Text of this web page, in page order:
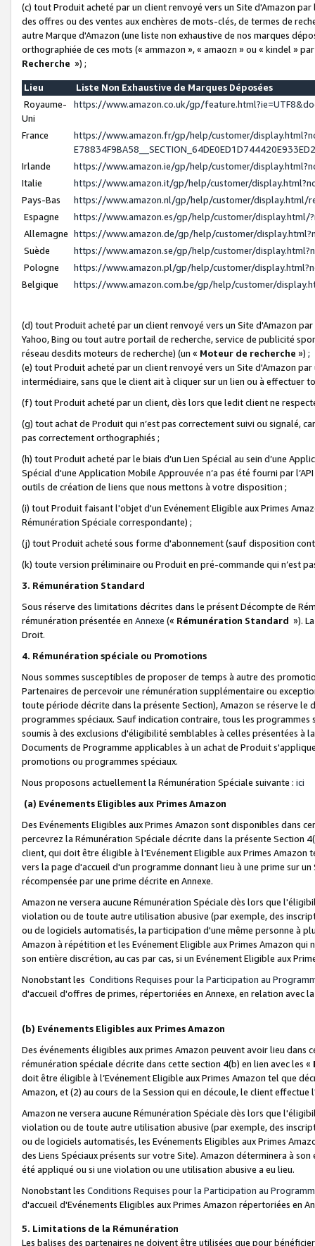
(c) tout Produit acheté par un client renvoyé vers un Site d'Amazon
des offres ou des ventes aux enchères de mots-clés, de termes de
autre Marque d'Amazon (une liste non exhaustive de nos marques
orthographiée de ces mots (« ammazon », « amaozn » ou « kindel »
Recherche ») ;
Lieu
Liste Non Exhaustive de Marques Déposées
Royaume-
Uni
https://www.amazon.co.uk/gp/
France
https://www.amazon.fr/gp/help/customer/
Irlande
https://www.amazon.ie/gp/help/customer/
Italie
https://www.amazon.it/gp/help/customer/
Pays-Bas
https://www.amazon.nl/gp/help/customer/display.html/
Espagne
https://www.amazon.es/gp/help/customer/display.html/
Allemagne https://www.amazon.de/gp/help/customer/
Suède
https://www.amazon.se/gp/help/customer/
Pologne
https://www.amazon.pl/gp/help/customer/
Belgique
https://www.amazon.com.be/gp/help/customer/
(d) tout Produit acheté par un client renvoyé vers un Site d'Amazon
Yahoo, Bing ou tout autre portail de recherche, service de publicité
réseau desdits moteurs de recherche) (un « Moteur de recherche ») ;
(e) tout Produit acheté par un client renvoyé vers un Site d'Amazon
intermédiaire, sans que le client ait à cliquer sur un lien ou à
(f) tout Produit acheté par un client, dès lors que ledit client ne
(g) tout achat de Produit qui n’est pas correctement suivi ou signalé,
pas correctement orthographiés ;
(h) tout Produit acheté par le biais d’un Lien Spécial au sein d’une
Spécial d'une Application Mobile Approuvée n’a pas été fourni par
outils de création de liens que nous mettons à votre disposition ;
(i) tout Produit faisant l'objet d'un Evénement Eligible aux Primes
Rémunération Spéciale correspondante) ;
(j) tout Produit acheté sous forme d'abonnement (sauf disposition
(k) toute version préliminaire ou Produit en pré-commande qui n’est
3. Rémunération Standard
Sous réserve des limitations décrites dans le présent Décompte de
rémunération présentée en Annexe (« Rémunération Standard »).
Droit.
4. Rémunération spéciale ou Promotions
Nous sommes susceptibles de proposer de temps à autre des
Partenaires de percevoir une rémunération supplémentaire ou
toute période décrite dans la présente Section), Amazon se réserve
programmes spéciaux. Sauf indication contraire, tous les
soumis à des exclusions d'éligibilité semblables à celles présentées à
Documents de Programme applicables à un achat de Produit
promotions ou programmes spéciaux.
Nous proposons actuellement la Rémunération Spéciale suivante : ici
(a) Evénements Eligibles aux Primes Amazon
Des Evénements Eligibles aux Primes Amazon sont disponibles dans
percevrez la Rémunération Spéciale décrite dans la présente Section
client, qui doit être éligible à l'Evénement Eligible aux Primes Amazon
vers la page d'accueil d'un programme donnant lieu à une prime sur
récompensée par une prime décrite en Annexe.
Amazon ne versera aucune Rémunération Spéciale dès lors que
violation ou de toute autre utilisation abusive (par exemple, des
ou de logiciels automatisés, la participation d'une même personne à
Amazon à répétition et les Evénement Eligible aux Primes Amazon qui
son entière discrétion, au cas par cas, si un Evénement Eligible aux
Nonobstant les Conditions Requises pour la Participation au
d'accueil d'offres de primes, répertoriées en Annexe, en relation avec
(b) Evénements Eligibles aux Primes Amazon
Des événements éligibles aux primes Amazon peuvent avoir lieu dans
rémunération spéciale décrite dans cette section 4(b) en lien avec les «
doit être éligible à l’Evénement Eligible aux Primes Amazon tel que
Amazon, et (2) au cours de la Session qui en découle, le client
Amazon ne versera aucune Rémunération Spéciale dès lors que
violation ou de toute autre utilisation abusive (par exemple, des
ou de logiciels automatisés, les Evénements Eligibles aux Primes
des Liens Spéciaux présents sur votre Site). Amazon déterminera à
été appliqué ou si une violation ou une utilisation abusive a eu lieu.
Nonobstant les Conditions Requises pour la Participation au
d'accueil d'Evénements Eligibles aux Primes Amazon répertoriées en
5. Limitations de la Rémunération
Les balises des partenaires ne doivent être utilisées que pour